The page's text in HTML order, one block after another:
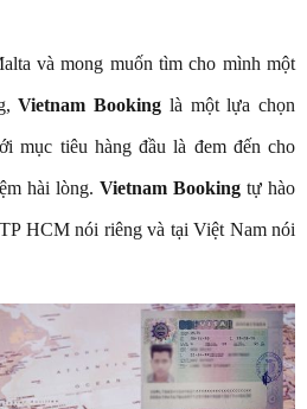
và mong muốn tìm cho mình một
Vietnam Booking là một lựa chọn
mục tiêu hàng đầu là đem đến cho
hài lòng. Vietnam Booking tự hào
HCM nói riêng và tại Việt Nam nói